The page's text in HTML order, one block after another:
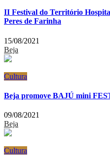
II Festival do Território
Peres de Farinha
15/08/2021
Beja
Cultura
Beja promove BAJÚ mini
09/08/2021
Beja
Cultura